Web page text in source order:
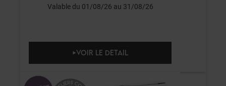
Valable du 01/08/26 au 31/08/26
VOIR LE DETAIL